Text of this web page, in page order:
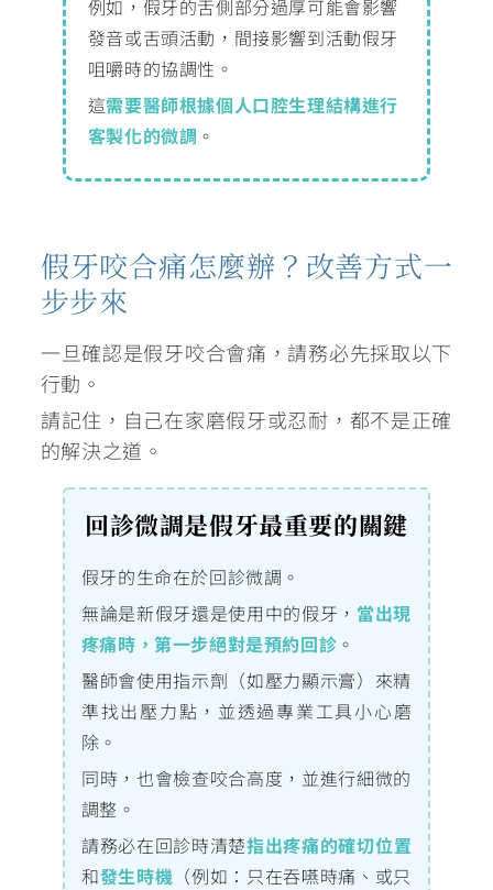
例如，假牙的舌側部分過厚可能會影響
發音或舌頭活動，間接影響到活動假牙
咀嚼時的協調性。
這需要醫師根據個人口腔生理結構進行
客製化的微調 。
假牙咬合痛怎麼辦？改善方式一
步步來
一旦確認是假牙咬合會痛，請務必先採取以下
行動。
請記住，自己在家磨假牙或忍耐，都不是正確
的解決之道。
回診微調是假牙最重要的關鍵
假牙的生命在於回診微調。
無論是新假牙還是使用中的假牙， 當出現
疼痛時，第一步絕對是預約回診 。
醫師會使用指示劑（如壓力顯示膏）來精
準找出壓力點，並透過專業工具小心磨
除。
同時，也會檢查咬合高度，並進行細微的
調整。
請務必在回診時清楚指出疼痛的確切位置
和發生時機 （例如：只在吞嚥時痛、或只